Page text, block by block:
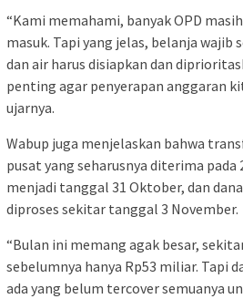
“Kami memahami, banyak OPD
masuk. Tapi yang jelas, belanja wajib
dan air harus disiapkan dan
penting agar penyerapan anggaran
ujarnya.
Wabup juga menjelaskan bahwa
pusat yang seharusnya diterima
menjadi tanggal 31 Oktober, dan
diproses sekitar tanggal 3 November.
“Bulan ini memang agak besar,
sebelumnya hanya Rp53 miliar. Tapi
ada yang belum tercover semuanya